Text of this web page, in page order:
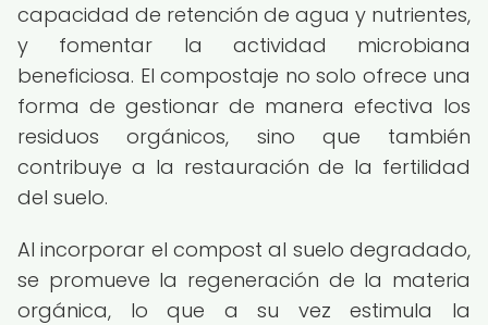
capacidad de retención de agua y nutrientes,
y fomentar la actividad microbiana
beneficiosa. El compostaje no solo ofrece una
forma de gestionar de manera efectiva los
residuos orgánicos, sino que también
contribuye a la restauración de la fertilidad
del suelo.
Al incorporar el compost al suelo degradado,
se promueve la regeneración de la materia
orgánica, lo que a su vez estimula la